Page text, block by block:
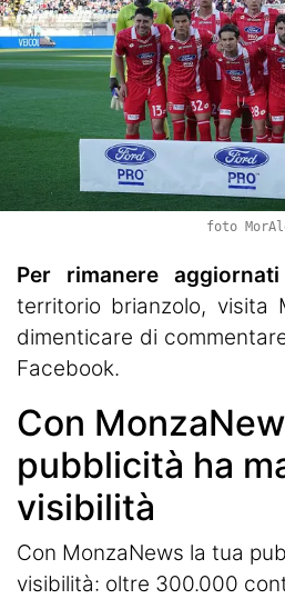
foto
Per rimanere
territorio brianzolo, visita
dimenticare di
Facebook.
Con
pubblicità ha
visibilità
Con MonzaNews la tua
visibilità: oltre 300.000